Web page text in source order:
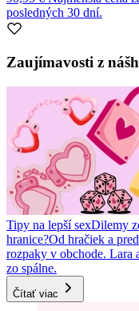
posledných 30 dní.
Zaujímavosti z
Tipy na lepší sexDilemy
hranice?Od hračiek a
rozpaky v obchode. Lara
zo spálne.
Čítať viac